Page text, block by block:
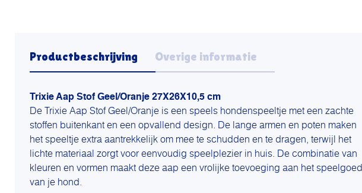
Productbeschrijving Overige informatie
Trixie Aap Stof Geel/Oranje 27X26X10,5 cm
De Trixie Aap Stof Geel/Oranje is een speels hondenspeeltje met een zachte
stoffen buitenkant en een opvallend design. De lange armen en poten maken
het speeltje extra aantrekkelijk om mee te schudden en te dragen, terwijl het
lichte materiaal zorgt voor eenvoudig speelplezier in huis. De combinatie van
kleuren en vormen maakt deze aap een vrolijke toevoeging aan het speelgoed
van je hond.